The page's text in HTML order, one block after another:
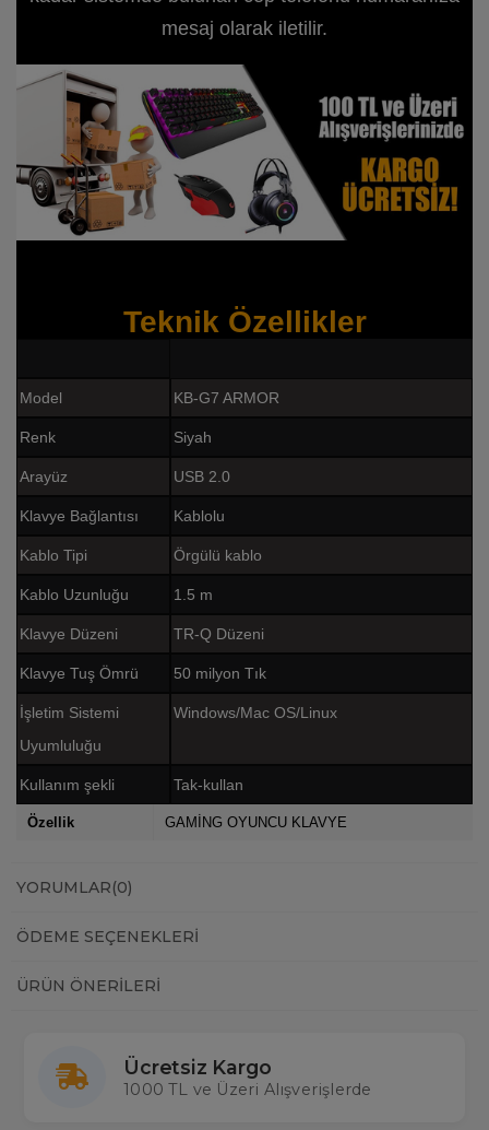
mesaj olarak iletilir.
Teknik Özellikler
Model KB-G7 ARMOR
Renk Siyah
Arayüz USB 2.0
Klavye Bağlantısı Kablolu
Kablo Tipi Örgülü kablo
Kablo Uzunluğu 1.5 m
Klavye Düzeni TR-Q Düzeni
Klavye Tuş Ömrü 50 milyon Tık
İşletim Sistemi
Uyumluluğu
Windows/Mac OS/Linux
Kullanım şekli Tak-kullan
Özellik GAMİNG OYUNCU KLAVYE
YORUMLAR(0)
ÖDEME SEÇENEKLERI
ÜRÜN ÖNERILERI
Ücretsiz Kargo
1000 TL ve Üzeri Alışverişlerde